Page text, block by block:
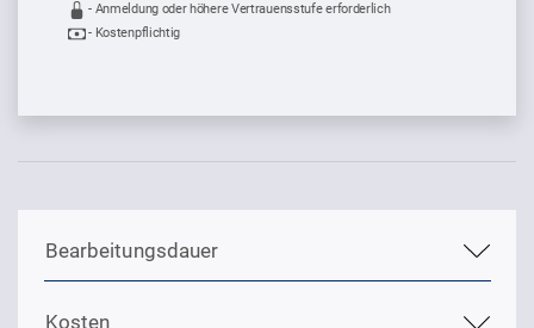
- Anmeldung oder höhere Vertrauensstufe erforderlich
- Kostenpflichtig
Bearbeitungsdauer
Kosten